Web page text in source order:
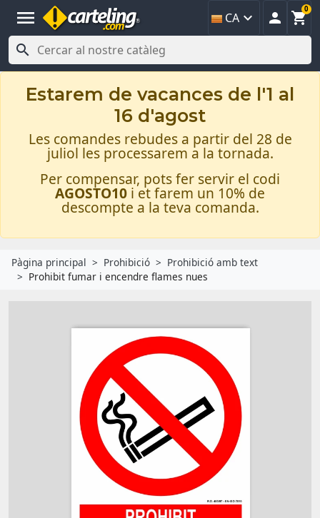
menu CA   
0

Estarem de vacances de l'1 al
16 d'agost
Les comandes rebudes a partir del 28 de
juliol les processarem a la tornada.
Per compensar, pots fer servir el codi
AGOSTO10 i et farem un 10% de
descompte a la teva comanda.
Pàgina principal Prohibició
Prohibició amb text
Prohibit fumar i encendre flames nues